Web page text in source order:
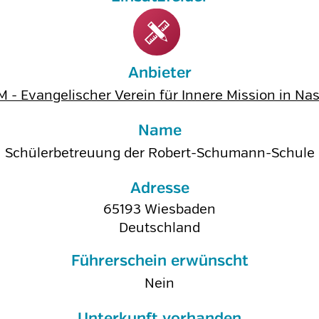
Anbieter
- Evangelischer Verein für Innere Mission in
Name
Schülerbetreuung der Robert-Schumann-Schule
Adresse
65193 Wiesbaden
Deutschland
Führerschein erwünscht
Nein